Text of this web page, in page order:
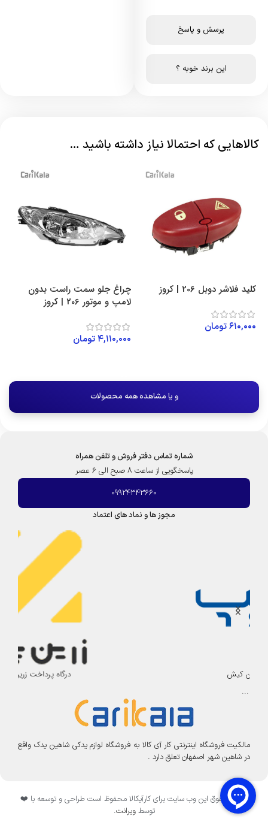
پرسش و پاسخ
این برند خوبه ؟
کالاهایی که احتمالا نیاز داشته باشید …
کلید فلاشر دوبل 206 | کروز
۶۱۰,۰۰۰تومان
چراغ جلو سمت راست بدون
لامپ و موتور 206 | کروز
۴,۱۱۰,۰۰۰تومان
و یا مشاهده همه محصولات
شماره تماس دفتر فروش و تلفن همراه
پاسخگویی از ساعت 8 صبح الی 6 عصر
09924343660
مجوز ها و نماد های اعتماد
مالکیت فروشگاه اینترنتی کار آی کالا به فروشگاه لوازم یدکی شاهین یدک واقع
در شاهین شهر اصفهان تعلق دارد .
تمامی حقوق این وب سایت برای کارآیکالا محفوظ است طراحی و توسعه با ❤️
توسطویرانت.